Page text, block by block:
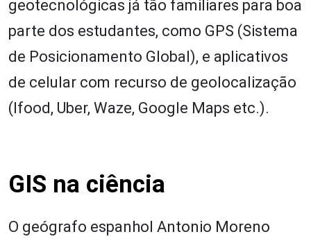
geotecnológicas já tão familiares para boa
parte dos estudantes, como GPS (Sistema
de Posicionamento Global), e aplicativos
de celular com recurso de geolocalização
(Ifood, Uber, Waze, Google Maps etc.).
GIS na ciência
O geógrafo espanhol Antonio Moreno